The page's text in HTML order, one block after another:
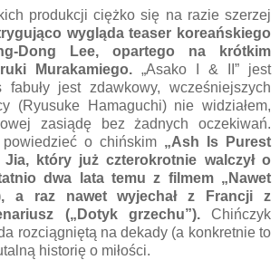
produkcji ciężko się na razie szerzej
wygląda teaser koreańskiego
Dong Lee, opartego na krótkim
Murakamiego. „Asako I & II” jest
fabuły jest zdawkowy, wcześniejszych
(Ryusuke Hamaguchi) nie widziałem,
zasiądę bez żadnych oczekiwań.
o chińskim „Ash Is Purest
Jia, który już czterokrotnie walczył o
dwa lata temu z filmem „Nawet
a raz nawet wyjechał z Francji z
(„Dotyk grzechu”).Chińczyk
rozciągniętą na dekady (a konkretnie to
historię o miłości.